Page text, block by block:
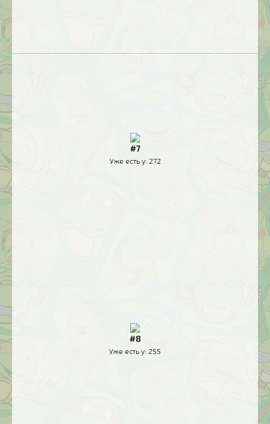
#7
Уже есть у: 272
#8
Уже есть у: 255